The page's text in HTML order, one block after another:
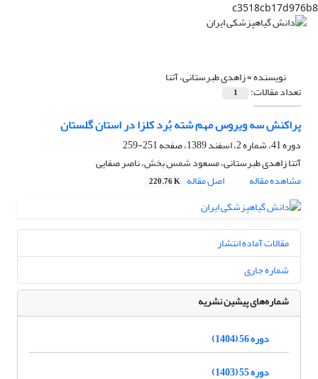
c3518cb17d976b8
نویسنده =زاهدی طبرستانی، آتنا
تعداد مقالات: 1
پراکنش سه ویروس مهم شته بُرد کلزا در استان گلستان
دوره 41، شماره 2، اسفند 1389، صفحه
251-259
آتنا زاهدی طبرستانی، مسعود شمس بخش، ناصر صفایی
مشاهده مقاله
اصل مقاله 220.76 K
مقالات آماده انتشار
شماره جاری
شماره‌های پیشین نشریه
دوره 56 (1404)
دوره 55 (1403)